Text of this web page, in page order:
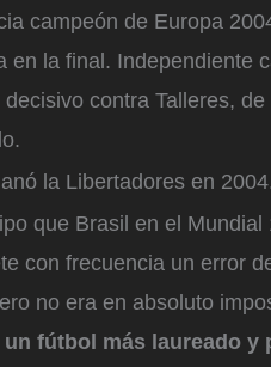
campeón de Europa
en la final. Independiente
contra Talleres,
la Libertadores en
que Brasil en el Mundial
con frecuencia un error
no era en absoluto
fútbol más laureado y